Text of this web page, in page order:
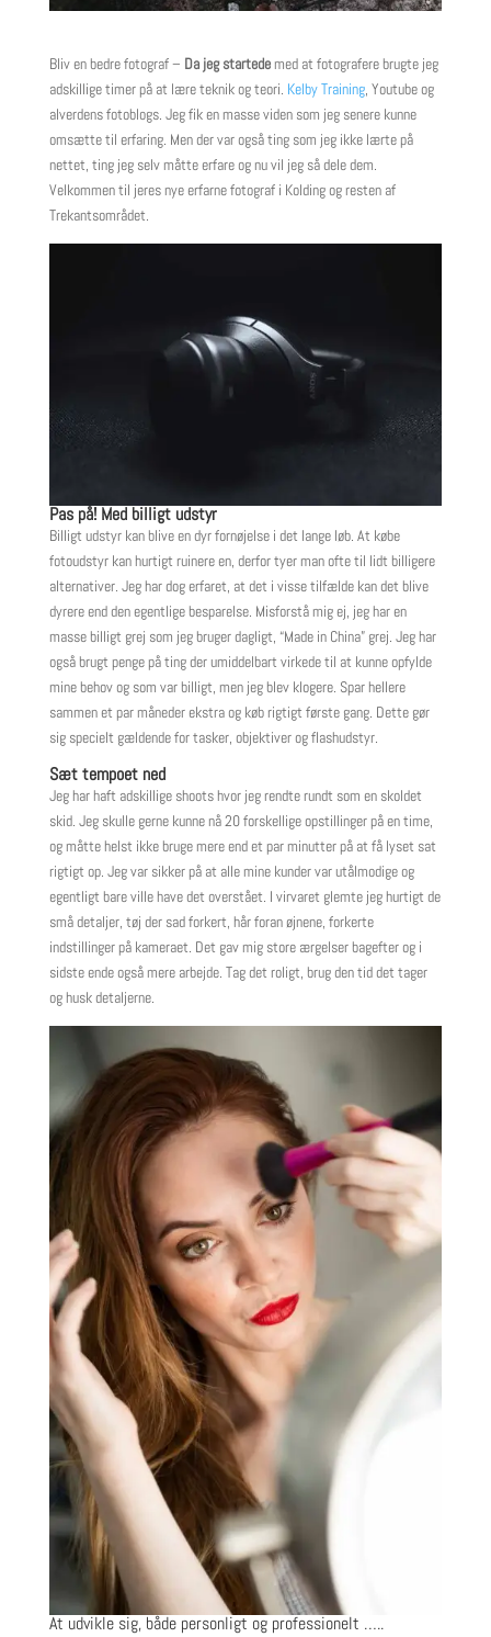
Bliv en bedre fotograf – Da jeg startedemed at fotografere brugte jeg
adskillige timer på at lære teknik og teori. Kelby Training, Youtube og
alverdens fotoblogs. Jeg fik en masse viden som jeg senere kunne
omsætte til erfaring. Men der var også ting som jeg ikke lærte på
nettet, ting jeg selv måtte erfare og nu vil jeg så dele dem.
Velkommen til jeres nye erfarne fotograf i Kolding og resten af
Trekantsområdet.
Pas på! Med billigt udstyr
Billigt udstyr kan blive en dyr fornøjelse i det lange løb. At købe
fotoudstyr kan hurtigt ruinere en, derfor tyer man ofte til lidt billigere
alternativer. Jeg har dog erfaret, at det i visse tilfælde kan det blive
dyrere end den egentlige besparelse. Misforstå mig ej, jeg har en
masse billigt grej som jeg bruger dagligt, “Made in China” grej. Jeg har
også brugt penge på ting der umiddelbart virkede til at kunne opfylde
mine behov og som var billigt, men jeg blev klogere. Spar hellere
sammen et par måneder ekstra og køb rigtigt første gang. Dette gør
sig specielt gældende for tasker, objektiver og flashudstyr.
Sæt tempoet ned
Jeg har haft adskillige shoots hvor jeg rendte rundt som en skoldet
skid. Jeg skulle gerne kunne nå 20 forskellige opstillinger på en time,
og måtte helst ikke bruge mere end et par minutter på at få lyset sat
rigtigt op. Jeg var sikker på at alle mine kunder var utålmodige og
egentligt bare ville have det overstået. I virvaret glemte jeg hurtigt de
små detaljer, tøj der sad forkert, hår foran øjnene, forkerte
indstillinger på kameraet. Det gav mig store ærgelser bagefter og i
sidste ende også mere arbejde. Tag det roligt, brug den tid det tager
og husk detaljerne.
At udvikle sig, både personligt og professionelt …..